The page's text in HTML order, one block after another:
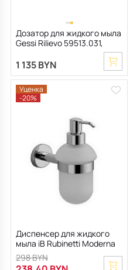
Дозатор для жидкого мыла
Gessi Rilievo 59513.031,
1 135 BYN
Уценка
-20%
Диспенсер для жидкого
мыла iB Rubinetti Moderna
q3_MO002CC, с
держателем , хром
298 BYN